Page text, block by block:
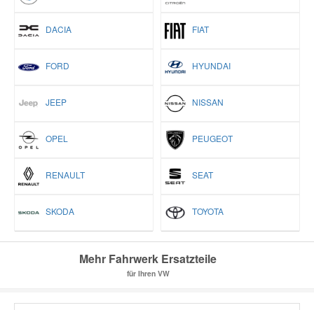
DACIA FIAT
FORD HYUNDAI
JEEP NISSAN
OPEL PEUGEOT
RENAULT SEAT
SKODA TOYOTA
Mehr Fahrwerk Ersatzteile
für Ihren VW